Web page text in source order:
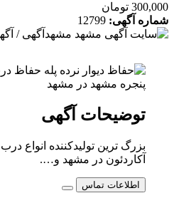
300,000 تومان
شماره آگهی: 12799
توضیحات آگهی
بزرگ ترین تولیدکننده انواع
آکاردئون در مشهد و….
اطلاعات تماس